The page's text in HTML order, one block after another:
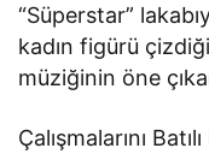
“Süperstar”
kadın figürü
müziğinin öne
Çalışmalarını